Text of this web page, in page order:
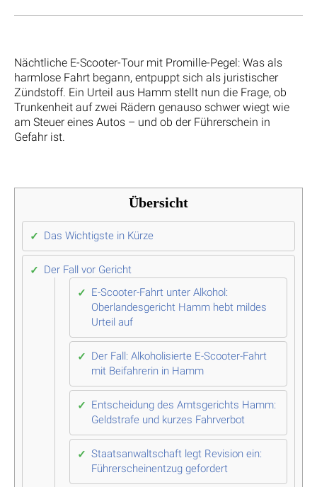
Nächtliche E-Scooter-Tour mit Promille-Pegel: Was als
harmlose Fahrt begann, entpuppt sich als juristischer
Zündstoff. Ein Urteil aus Hamm stellt nun die Frage, ob
Trunkenheit auf zwei Rädern genauso schwer wiegt wie
am Steuer eines Autos – und ob der Führerschein in
Gefahr ist.
Übersicht
Das Wichtigste in Kürze
Der Fall vor Gericht
E-Scooter-Fahrt unter Alkohol:
Oberlandesgericht Hamm hebt mildes
Urteil auf
Der Fall: Alkoholisierte E-Scooter-Fahrt
mit Beifahrerin in Hamm
Entscheidung des Amtsgerichts Hamm:
Geldstrafe und kurzes Fahrverbot
Staatsanwaltschaft legt Revision ein:
Führerscheinentzug gefordert